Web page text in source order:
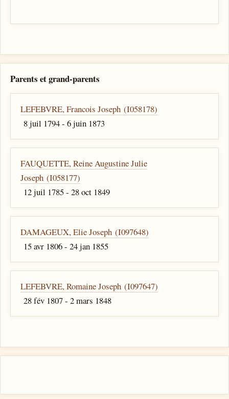
Parents et grand-parents
LEFEBVRE, Francois Joseph (I058178)
8 juil 1794 - 6 juin 1873
FAUQUETTE, Reine Augustine Julie
Joseph (I058177)
12 juil 1785 - 28 oct 1849
DAMAGEUX, Elie Joseph (I097648)
15 avr 1806 - 24 jan 1855
LEFEBVRE, Romaine Joseph (I097647)
28 fév 1807 - 2 mars 1848